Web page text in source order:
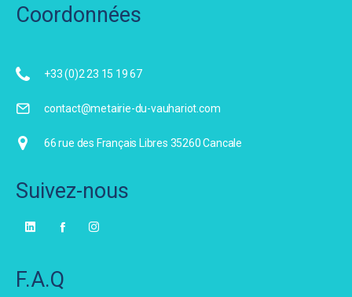
Coordonnées
+33 (0)2 23 15 19 67
contact@metairie-du-vauhariot.com
66 rue des Français Libres 35260 Cancale
Suivez-nous
F.A.Q